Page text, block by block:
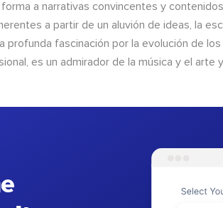
a narrativas convincentes y
a partir de un aluvión de ideas, la
profunda fascinación por la evolución de
es un admirador de la música y el arte